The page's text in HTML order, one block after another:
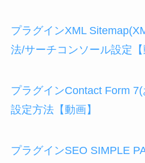
プラグインXML
法/サーチコンソール設定【
プラグインContact Form
設定方法【動画】
プラグインSEO SIMPLE